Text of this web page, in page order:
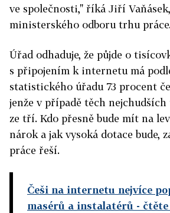
ve společnosti," říká Jiří
ministerského odboru trhu
Úřad odhaduje, že půjde o
s připojením k internetu má
statistického úřadu 73 procent
jenže v případě těch
ze tří. Kdo přesně bude mít na
nárok a jak vysoká dotace bude,
práce řeší.
Češi na internetu nejvíce
masérů a instalatérů - čtěte